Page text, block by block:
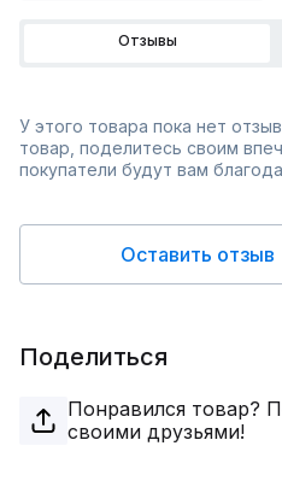
Отзывы
У этого товара пока нет
товар, поделитесь своим
покупатели будут вам
Оставить отзыв
Поделиться
Понравился товар?
своими друзьями!